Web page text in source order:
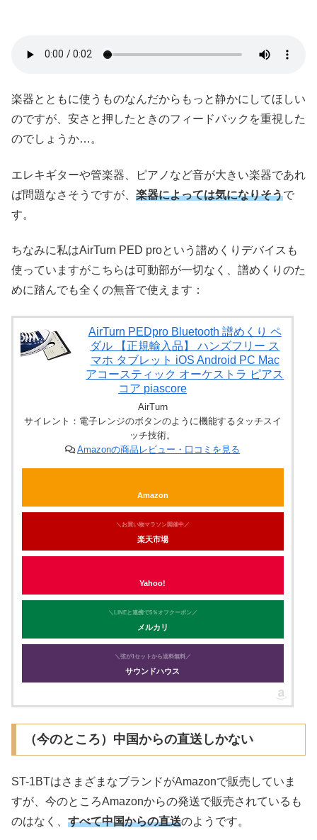
楽器とともに使うものなんだからもっと静かにしてほしい
のですが、安さと押したときのフィードバックを重視した
のでしょうか…。
エレキギターや管楽器、ピアノなど音が大きい楽器であれ
ば問題なさそうですが、 楽器によっては気になりそうで
す。
ちなみに私はAirTurn PED proという譜めくりデバイスも
使っていますがこちらは可動部が一切なく、譜めくりのた
めに踏んでも全くの無音で使えます：
AirTurn PEDpro Bluetooth 譜めくり ペ
ダル 【正規輸入品】 ハンズフリー ス
マホ タブレット iOS Android PC Mac
アコースティック オーケストラ ピアス
コア piascore
AirTurn
サイレント：電子レンジのボタンのように機能するタッチスイ
ッチ技術。
Amazonの商品レビュー・口コミを見る
Amazon
＼お買い物マラソン開催中／
楽天市場
Yahoo!
＼LINEと連携で5％オフクーポン／
メルカリ
＼弦が1セットから送料無料／
サウンドハウス
（今のところ）中国からの直送しかない
ST-1BTはさまざまなブランドがAmazonで販売していま
すが、今のところAmazonからの発送で販売されているも
のはなく、 すべて中国からの直送のようです。